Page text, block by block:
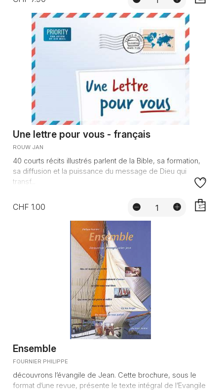
Une lettre pour vous - français
ROUW JAN
40 courts récits illustrés parlent de la Bible, sa formation,
sa diffusion et la puissance du message de Dieu qui
transf...
CHF 1.00
Ensemble
FOURNIER PHILIPPE
découvrons l’évangile de Jean. Cette brochure, sous le
format d’une revue, présente le texte intégral de l’Evangile